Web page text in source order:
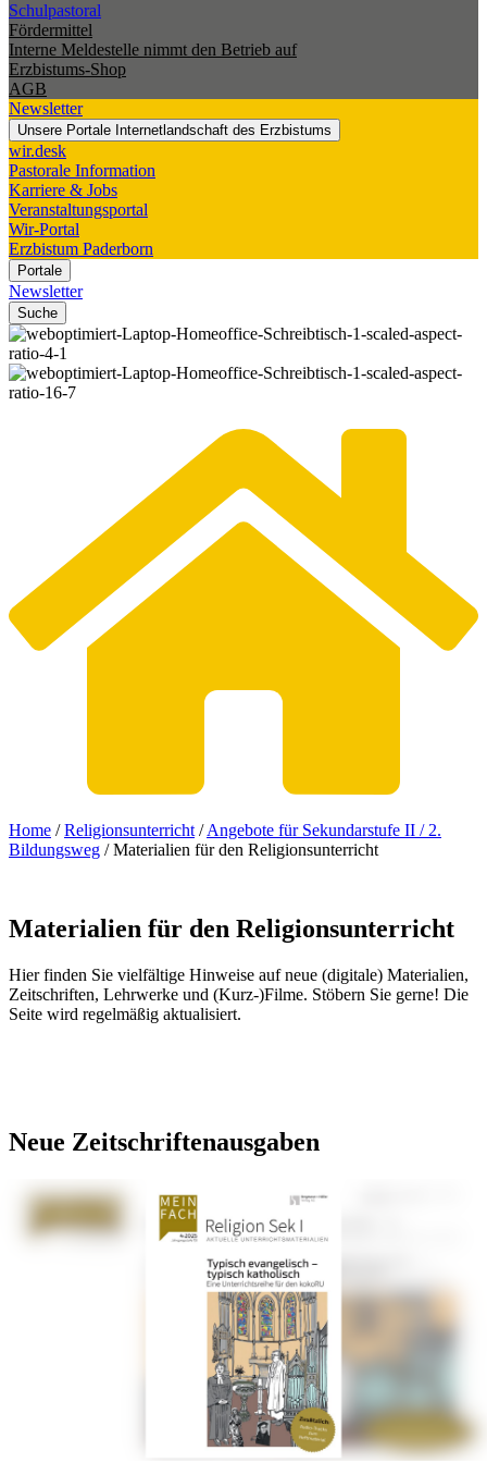
Schulpastoral
Fördermittel
Interne Meldestelle nimmt den Betrieb auf
Erzbistums-Shop
AGB
Newsletter
Unsere Portale Internetlandschaft des Erzbistums
wir.desk
Pastorale Information
Karriere & Jobs
Veranstaltungsportal
Wir-Portal
Erzbistum Paderborn
Portale
Newsletter
Suche
Home /Religionsunterricht /Angebote für Sekundarstufe II / 2.
Bildungsweg /Materialien für den Religionsunterricht
Materialien für den Religionsunterricht
Hier finden Sie vielfältige Hinweise auf neue (digitale) Materialien,
Zeitschriften, Lehrwerke und (Kurz-)Filme. Stöbern Sie gerne! Die
Seite wird regelmäßig aktualisiert.
Neue Zeitschriftenausgaben